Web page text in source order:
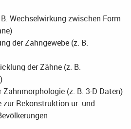
Wechselwirkung zwischen Form
der Zahngewebe (z. B.
der Zähne (z. B.
Zahnmorphologie (z. B. 3-D Daten)
zur Rekonstruktion ur- und